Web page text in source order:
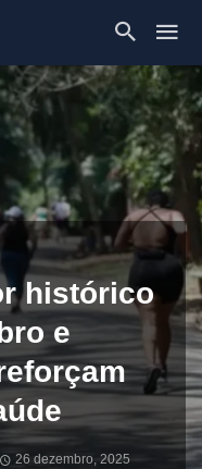
histórico
e
26 dezembro, 2025